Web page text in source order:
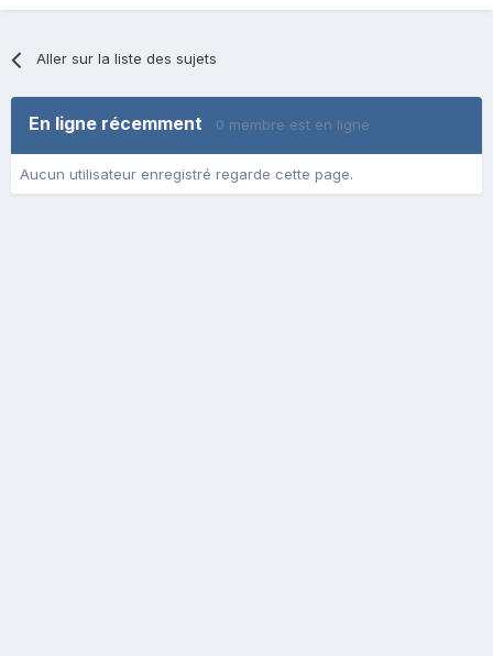
Aller sur la liste des sujets
En ligne récemment 0 membre est en ligne
Aucun utilisateur enregistré regarde cette page.